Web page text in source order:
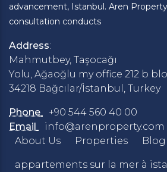
advancement, Istanbul. Aren
consultation conducts
Address:
Mahmutbey, Taşocağı
Yolu, Ağaoğlu my office 212 b
34218 Bağcılar/İstanbul, Turkey
Phone
+90 544 560 40 00
Email
info@arenproperty.com
About Us
Properties Blog
appartements sur la mer à